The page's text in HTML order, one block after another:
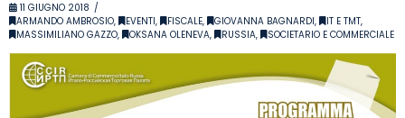
11 GIUGNO 2018
ARMANDO AMBROSIO, EVENTI, FISCALE, GIOVANNA BAGNARDI, IT E TMT,
MASSIMILIANO GAZZO, OKSANA OLENEVA, RUSSIA, SOCIETARIO E COMMERCIALE